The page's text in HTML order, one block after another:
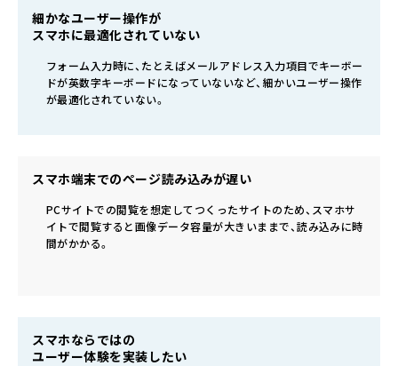
細かなユーザー操作が
スマホに最適化されていない
フォーム入力時に、たとえばメールアドレス入力項目でキーボー
ドが英数字キーボードになっていないなど、細かいユーザー操作
が最適化されていない。
スマホ端末でのページ読み込みが遅い
PCサイトでの閲覧を想定してつくったサイトのため、スマホサ
イトで閲覧すると画像データ容量が大きいままで、読み込みに時
間がかかる。
スマホならではの
ユーザー体験を実装したい